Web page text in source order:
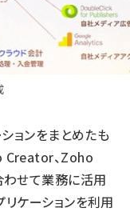
ョンをまとめたも
Creator、Zoho
せて業務に活用
ケーションを利用